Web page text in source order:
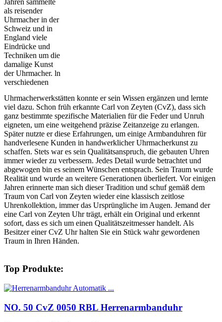
als reisender
Uhrmacher in der
Schweiz und in
England viele
Eindrücke und
Techniken um die
damalige Kunst
der Uhrmacher. ln
verschiedenen
Uhrmacherwerkstätten konnte er sein Wissen ergänzen und lernte
viel dazu. Schon früh erkannte Carl von Zeyten (CvZ), dass sich
ganz bestimmte spezifische Materialien für die Feder und Unruh
eigneten, um eine weitgehend präzise Zeitanzeige zu erlangen.
Später nutzte er diese Erfahrungen, um einige Armbanduhren für
handverlesene Kunden in handwerklicher Uhrmacherkunst zu
schaffen. Stets war es sein Qualitätsanspruch, die gebauten Uhren
immer wieder zu verbessern. Jedes Detail wurde betrachtet und
abgewogen bin es seinem Wünschen entsprach. Sein Traum wurde
Realität und wurde an weitere Generationen überliefert. Vor einigen
Jahren erinnerte man sich dieser Tradition und schuf gemäß dem
Traum von Carl von Zeyten wieder eine klassisch zeitlose
Uhrenkollektion, immer das Ursprüngliche im Augen. Jemand der
eine Carl von Zeyten Uhr trägt, erhält ein Original und erkennt
sofort, dass es sich um einen Qualitätszeitmesser handelt. Als
Besitzer einer CvZ Uhr halten Sie ein Stück wahr gewordenen
Traum in Ihren Händen.
Top Produkte:
NO. 50 CvZ 0050 RBL Herrenarmbanduhr